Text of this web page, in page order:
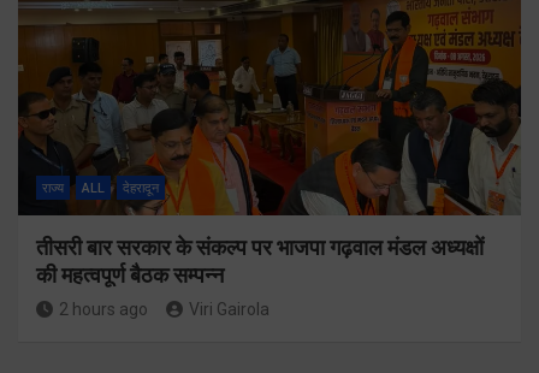
राज्य ALL देहरादून
तीसरी बार सरकार के संकल्प पर भाजपा गढ़वाल मंडल अध्यक्षों
की महत्वपूर्ण बैठक सम्पन्न
2 hours ago Viri Gairola